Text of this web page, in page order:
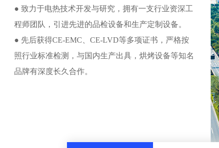
● 致力于电热技术开发与研究，拥有一支行业资深工
程师团队，引进先进的品检设备和生产定制设备。
● 先后获得CE-EMC、CE-LVD等多项证书，严格按
照行业标准检测，与国内生产出具，烘烤设备等知名
品牌有深度长久合作。